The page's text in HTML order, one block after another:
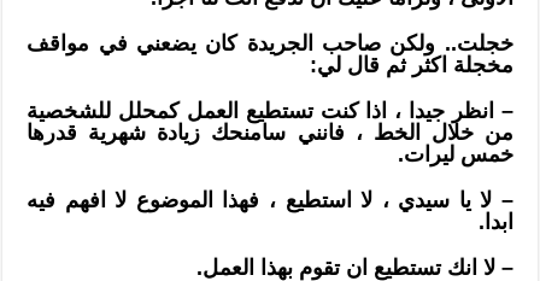
خجلت.. ولكن صاحب الجريدة كان يضعني في مواقف
مخجلة اكثر ثم قال لي:
– انظر جيدا ، اذا كنت تستطيع العمل كمحلل للشخصية
من خلال الخط ، فانني سامنحك زيادة شهرية قدرها
خمس ليرات.
– لا يا سيدي ، لا استطيع ، فهذا الموضوع لا افهم فيه
ابدا.
– لا انك تستطيع ان تقوم بهذا العمل.